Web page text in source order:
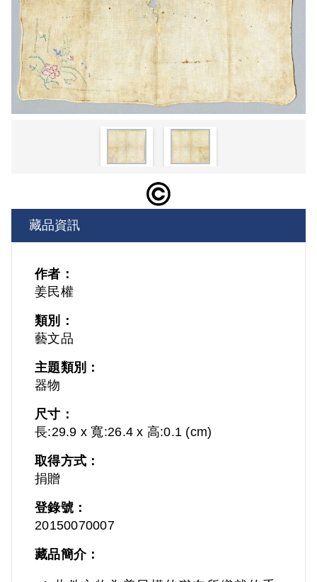
藏品資訊
作者：
姜民權
類別：
藝文品
主題類別：
器物
尺寸：
長:29.9 x 寬:26.4 x 高:0.1 (cm)
取得方式：
捐贈
登錄號：
20150070007
藏品簡介：